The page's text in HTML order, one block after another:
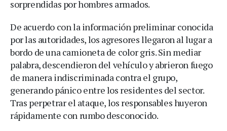
sorprendidas por hombres armados.
De acuerdo con la información preliminar conocida
por las autoridades, los agresores llegaron al lugar a
bordo de una camioneta de color gris. Sin mediar
palabra, descendieron del vehículo y abrieron fuego
de manera indiscriminada contra el grupo,
generando pánico entre los residentes del sector.
Tras perpetrar el ataque, los responsables huyeron
rápidamente con rumbo desconocido.